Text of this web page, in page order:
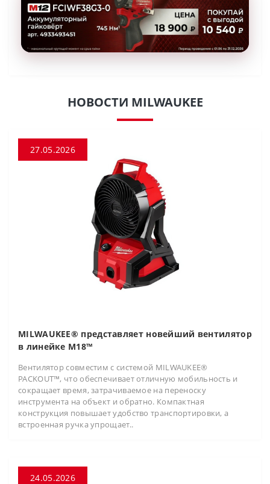
НОВОСТИ MILWAUKEE
27.05.2026
MILWAUKEE® представляет новейший вентилятор
в линейке M18™
Вентилятор совместим с системой MILWAUKEE®
PACKOUT™, что обеспечивает отличную мобильность и
сокращает время, затрачиваемое на переноску
инструмента на объект и обратно. Компактная
конструкция повышает удобство транспортировки, а
встроенная ручка упрощает..
24.05.2026